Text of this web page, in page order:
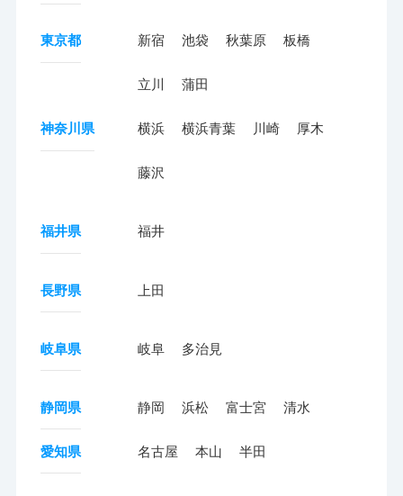
東京都 新宿 池袋 秋葉原 板橋
立川 蒲田
神奈川県 横浜 横浜青葉 川崎 厚木
藤沢
福井県 福井
長野県 上田
岐阜県 岐阜 多治見
静岡県 静岡 浜松 富士宮 清水
愛知県 名古屋 本山 半田